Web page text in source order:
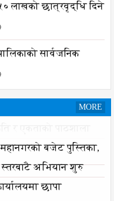
लाखको छात्रवृद्धि दिने
सार्वजनिक
MORE
बजेट पुस्तिका,
अभियान शुरु
छापा